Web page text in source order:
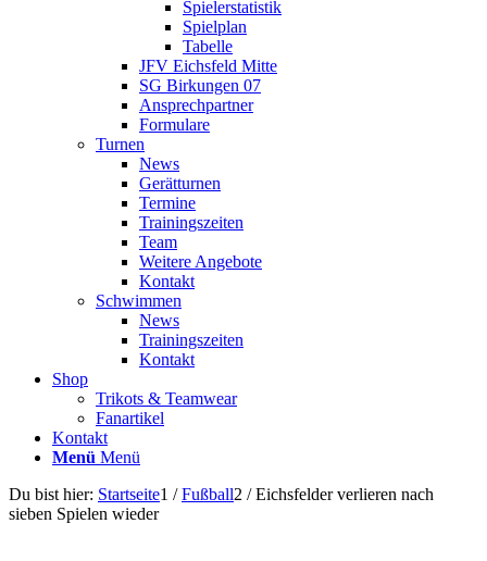
Spielerstatistik
Spielplan
Tabelle
JFV Eichsfeld Mitte
SG Birkungen 07
Ansprechpartner
Formulare
Turnen
News
Gerätturnen
Termine
Trainingszeiten
Team
Weitere Angebote
Kontakt
Schwimmen
News
Trainingszeiten
Kontakt
Shop
Trikots & Teamwear
Fanartikel
Kontakt
Menü Menü
Du bist hier: Startseite1 / Fußball2 / Eichsfelder verlieren nach
sieben Spielen wieder